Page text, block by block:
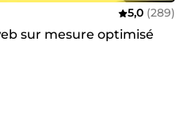
5,0 (289)
sur mesure optimisé